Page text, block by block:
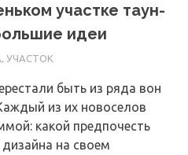
участке таун-
идеи
УЧАСТОК
быть из ряда вон
из их новоселов
какой предпочесть
на своем